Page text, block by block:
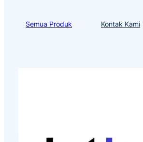
Semua Produk Kontak Kami